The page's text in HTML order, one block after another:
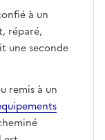
à un
réparé,
une seconde
remis à un